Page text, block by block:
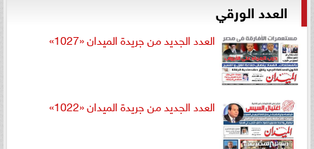
العدد الورقي
العدد الجديد من جريدة الميدان «1027»
العدد الجديد من جريدة الميدان «1022»